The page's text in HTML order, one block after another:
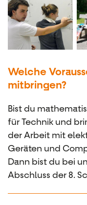
Welche
mitbringen?
Bist du
für Technik und
der Arbeit mit
Geräten und
Dann bist du bei
Abschluss der 8.